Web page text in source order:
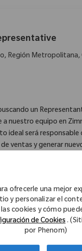
ofrecerle una mejor
y personalizar el
cookies y cómo
de Cookies.
por Phenom)
Región Metropolitana,
un
a nuestro equipo en
ideal será responsable
ventas y generar